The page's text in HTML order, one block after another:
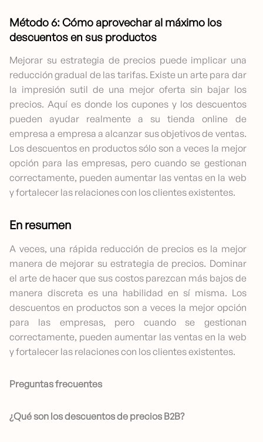
Método 6: Cómo aprovechar al máximo los
descuentos en sus productos
Mejorar su estrategia de precios puede implicar una
reducción gradual de las tarifas. Existe un arte para dar
la impresión sutil de una mejor oferta sin bajar los
precios. Aquí es donde los cupones y los descuentos
pueden ayudar realmente a su tienda online de
empresa a empresa a alcanzar sus objetivos de ventas.
Los descuentos en productos sólo son a veces la mejor
opción para las empresas, pero cuando se gestionan
correctamente, pueden aumentar las ventas en la web
y fortalecer las relaciones con los clientes existentes.
En resumen
A veces, una rápida reducción de precios es la mejor
manera de mejorar su estrategia de precios. Dominar
el arte de hacer que sus costos parezcan más bajos de
manera discreta es una habilidad en sí misma. Los
descuentos en productos son a veces la mejor opción
para las empresas, pero cuando se gestionan
correctamente, pueden aumentar las ventas en la web
y fortalecer las relaciones con los clientes existentes.
Preguntas frecuentes
¿Qué son los descuentos de precios B2B?